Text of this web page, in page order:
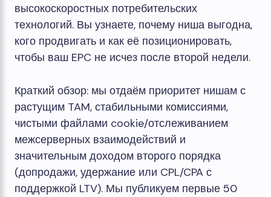
высокоскоростных потребительских
технологий. Вы узнаете, почему ниша выгодна,
кого продвигать и как её позиционировать,
чтобы ваш EPC не исчез после второй недели.
Краткий обзор: мы отдаём приоритет нишам с
растущим TAM, стабильными комиссиями,
чистыми файлами cookie/отслеживанием
межсерверных взаимодействий и
значительным доходом второго порядка
(допродажи, удержание или CPL/CPA с
поддержкой LTV). Мы публикуем первые 50